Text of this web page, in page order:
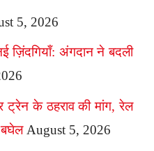
5, 2026
ज़िंदगियाँ: अंगदान ने बदली
के ठहराव की मांग, रेल
बघेल August 5, 2026